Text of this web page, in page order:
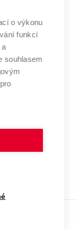
o výkonu
funkcí
souhlasem